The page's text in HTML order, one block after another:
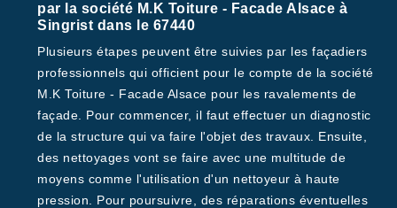
par la société M.K Toiture - Facade Alsace à
Singrist dans le 67440
Plusieurs étapes peuvent être suivies par les façadiers
professionnels qui officient pour le compte de la société
M.K Toiture - Facade Alsace pour les ravalements de
façade. Pour commencer, il faut effectuer un diagnostic
de la structure qui va faire l'objet des travaux. Ensuite,
des nettoyages vont se faire avec une multitude de
moyens comme l'utilisation d'un nettoyeur à haute
pression. Pour poursuivre, des réparations éventuelles